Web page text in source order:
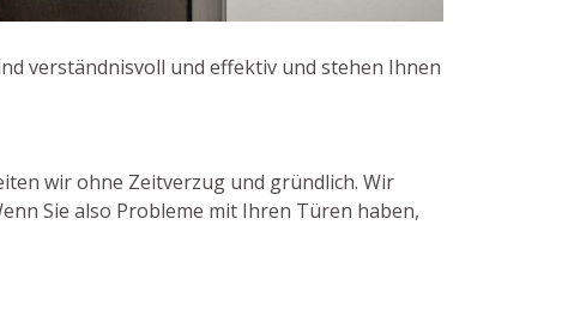
verständnisvoll und effektiv und stehen Ihnen
wir ohne Zeitverzug und gründlich. Wir
Sie also Probleme mit Ihren Türen haben,